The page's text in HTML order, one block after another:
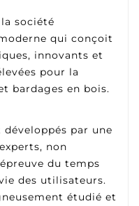
société
qui conçoit
innovants et
pour la
bardages en bois.
développés par une
non
du temps
des utilisateurs.
étudié et